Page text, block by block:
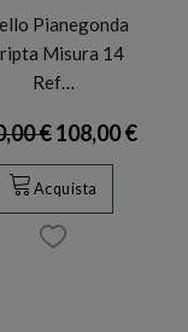
Pianegonda
Misura 14
Ref…
€108,00 €
Acquista